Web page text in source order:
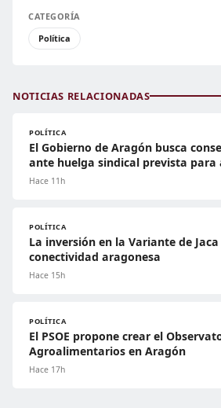
CATEGORÍA
Política
NOTICIAS RELACIONADAS
POLÍTICA
El Gobierno de Aragón busca
ante huelga sindical prevista para
Hace 11h
POLÍTICA
La inversión en la Variante de
conectividad aragonesa
Hace 15h
POLÍTICA
El PSOE propone crear el
Agroalimentarios en Aragón
Hace 17h